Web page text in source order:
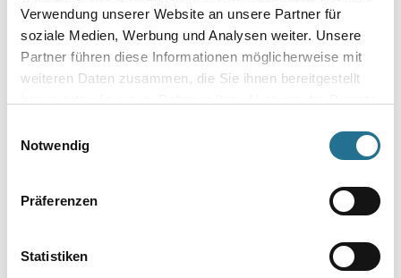
Verwendung unserer Website an unsere Partner für
soziale Medien, Werbung und Analysen weiter. Unsere
Partner führen diese Informationen möglicherweise mit
weiteren Daten zusammen, die Sie ihnen bereitgestellt
Notwendig
Präferenzen
Statistiken
Umrechnungsfaktoren
Produkteigenschaft